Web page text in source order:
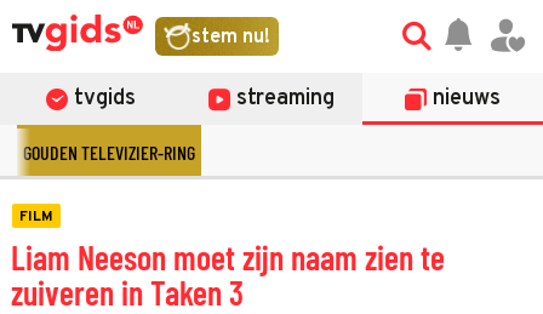
stem nu!
tvgids streaming nieuws
GOUDEN TELEVIZIER-RING
FILM
Liam Neeson moet zijn naam zien te
zuiveren in Taken 3